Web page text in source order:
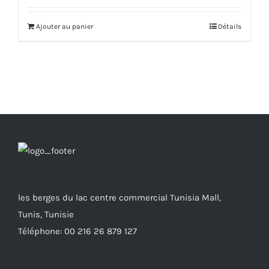
était :
Ajouter au panier Détails
les berges du lac centre commercial Tunisia Mall,
Tunis, Tunisie
Téléphone: 00 216 26 879 127